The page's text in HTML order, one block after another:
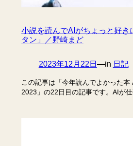
小説を読んでAIがちょっと好き
タン」／野崎まど
2023年12月22日 —in 日記
この記事は「今年読んでよかった
2023」の22日目の記事です。AIが